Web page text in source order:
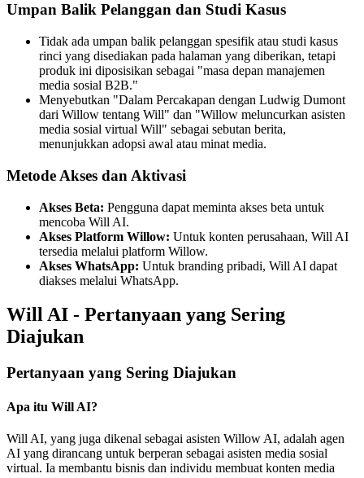
Umpan Balik Pelanggan dan Studi Kasus
Tidak ada umpan balik pelanggan spesifik atau studi kasus
rinci yang disediakan pada halaman yang diberikan, tetapi
produk ini diposisikan sebagai "masa depan manajemen
media sosial B2B."
Menyebutkan "Dalam Percakapan dengan Ludwig Dumont
dari Willow tentang Will" dan "Willow meluncurkan asisten
media sosial virtual Will" sebagai sebutan berita,
menunjukkan adopsi awal atau minat media.
Metode Akses dan Aktivasi
Akses Beta: Pengguna dapat meminta akses beta untuk
mencoba Will AI.
Akses Platform Willow: Untuk konten perusahaan, Will AI
tersedia melalui platform Willow.
Akses WhatsApp: Untuk branding pribadi, Will AI dapat
diakses melalui WhatsApp.
Will AI - Pertanyaan yang Sering
Diajukan
Pertanyaan yang Sering Diajukan
Apa itu Will AI?
Will AI, yang juga dikenal sebagai asisten Willow AI, adalah agen
AI yang dirancang untuk berperan sebagai asisten media sosial
virtual. Ia membantu bisnis dan individu membuat konten media